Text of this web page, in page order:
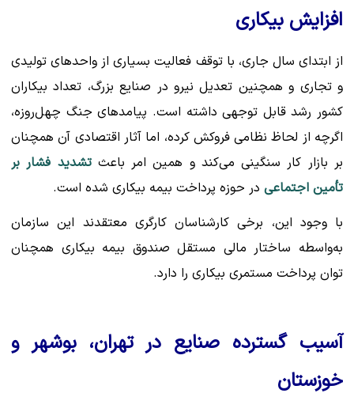
افزایش بیکاری
از ابتدای سال جاری، با توقف فعالیت بسیاری از واحدهای تولیدی
و تجاری و همچنین تعدیل نیرو در صنایع بزرگ، تعداد بیکاران
کشور رشد قابل توجهی داشته است. پیامدهای جنگ چهل‌روزه،
اگرچه از لحاظ نظامی فروکش کرده، اما آثار اقتصادی آن همچنان
بر بازار کار سنگینی می‌کند و همین امر باعثتشدید فشار بر
تأمین اجتماعی در حوزه پرداخت بیمه بیکاری شده است.
با وجود این، برخی کارشناسان کارگری معتقدند این سازمان
به‌واسطه ساختار مالی مستقل صندوق بیمه بیکاری همچنان
توان پرداخت مستمری بیکاری را دارد.
آسیب‌ گسترده صنایع در تهران، بوشهر و
خوزستان